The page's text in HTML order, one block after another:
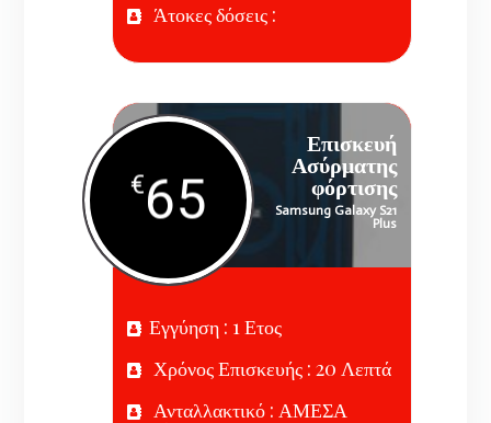
Άτοκες δόσεις :
Επισκευή
Ασύρματης
φόρτισης
Samsung Galaxy S21
Plus
€65
Εγγύηση : 1 Ετος
Χρόνος Επισκευής : 20 Λεπτά
Ανταλλακτικό : ΑΜΕΣΑ